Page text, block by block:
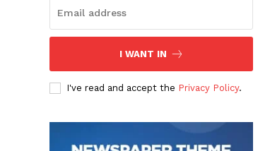
I WANT IN
I've read and accept the Privacy Policy.